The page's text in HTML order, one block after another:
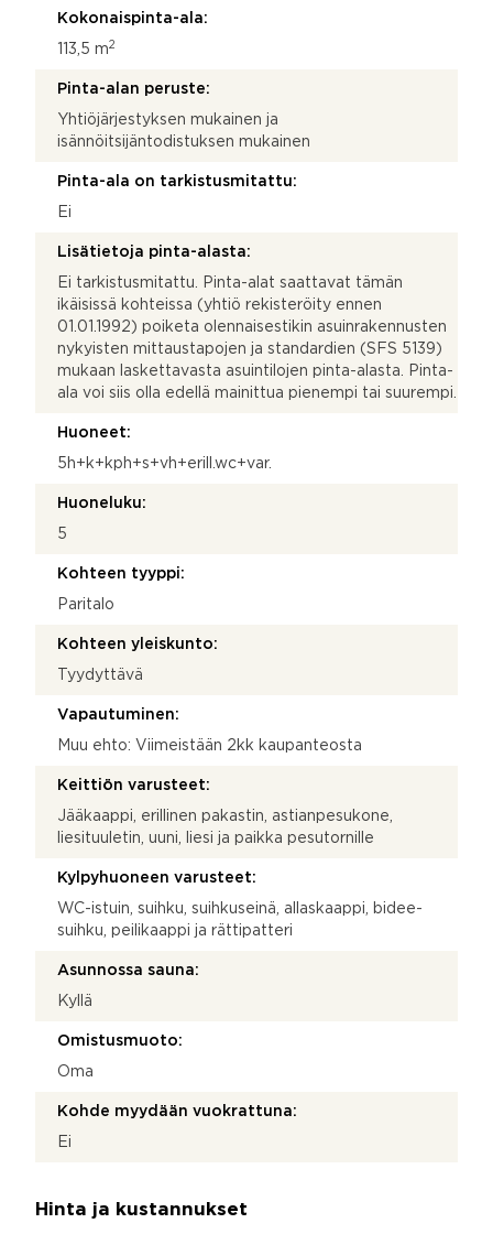
Kokonaispinta-ala:
113,5 m2
Pinta-alan peruste:
Yhtiöjärjestyksen mukainen ja
isännöitsijäntodistuksen mukainen
Pinta-ala on tarkistusmitattu:
Ei
Lisätietoja pinta-alasta:
Ei tarkistusmitattu. Pinta-alat saattavat tämän
ikäisissä kohteissa (yhtiö rekisteröity ennen
01.01.1992) poiketa olennaisestikin asuinrakennusten
nykyisten mittaustapojen ja standardien (SFS 5139)
mukaan laskettavasta asuintilojen pinta-alasta. Pinta-
ala voi siis olla edellä mainittua pienempi tai suurempi.
Huoneet:
5h+k+kph+s+vh+erill.wc+var.
Huoneluku:
5
Kohteen tyyppi:
Paritalo
Kohteen yleiskunto:
Tyydyttävä
Vapautuminen:
Muu ehto: Viimeistään 2kk kaupanteosta
Keittiön varusteet:
Jääkaappi, erillinen pakastin, astianpesukone,
liesituuletin, uuni, liesi ja paikka pesutornille
Kylpyhuoneen varusteet:
WC-istuin, suihku, suihkuseinä, allaskaappi, bidee-
suihku, peilikaappi ja rättipatteri
Asunnossa sauna:
Kyllä
Omistusmuoto:
Oma
Kohde myydään vuokrattuna:
Ei
Hinta ja kustannukset